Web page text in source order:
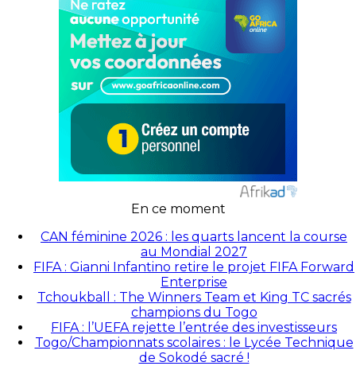
En ce moment
CAN féminine 2026 : les quarts lancent la course
au Mondial 2027
FIFA : Gianni Infantino retire le projet FIFA Forward
Enterprise
Tchoukball : The Winners Team et King TC sacrés
champions du Togo
FIFA : l’UEFA rejette l’entrée des investisseurs
Togo/Championnats scolaires : le Lycée Technique
de Sokodé sacré !